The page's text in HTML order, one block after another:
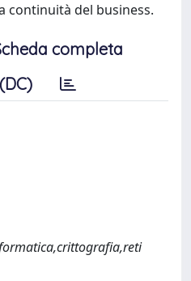
continuità del business.
completa